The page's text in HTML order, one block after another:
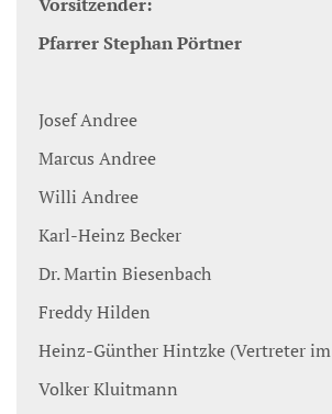
Pfarrer Stephan Pörtner
Josef Andree
Marcus Andree
Willi Andree
Karl-Heinz Becker
Dr. Martin Biesenbach
Freddy Hilden
Heinz-Günther Hintzke (Vertreter im
Volker Kluitmann